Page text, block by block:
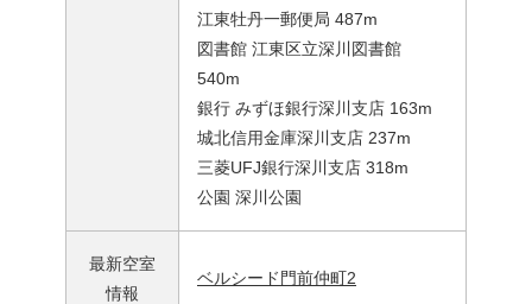
江東牡丹一郵便局 487m
図書館 江東区立深川図書館
540m
銀行 みずほ銀行深川支店 163m
城北信用金庫深川支店 237m
三菱UFJ銀行深川支店 318m
公園 深川公園
最新空室
情報
ベルシード門前仲町2